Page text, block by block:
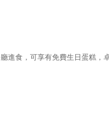
進食，可享有免費生日蛋糕，